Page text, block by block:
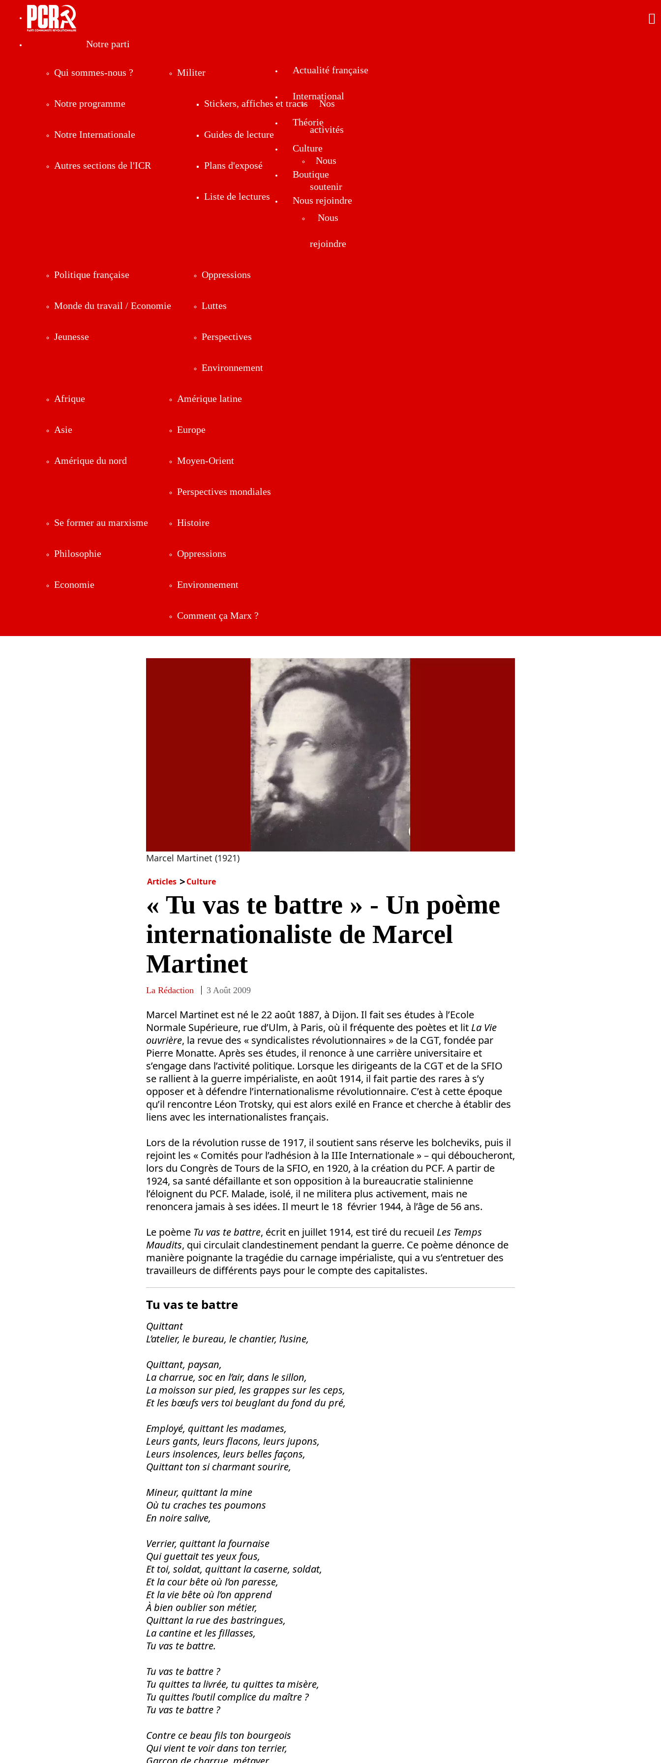
Notre parti
Qui sommes-nous ?
Notre programme
Notre Internationale
Autres sections de l'ICR
Militer
Stickers, affiches et tracts
Guides de lecture
Plans d'exposé
Liste de lectures
Nos
activités
Nous
soutenir
Nous
rejoindre
Actualité française
Politique française
Monde du travail / Economie
Jeunesse
Oppressions
Luttes
Perspectives
Environnement
International
Afrique
Asie
Amérique du nord
Amérique latine
Europe
Moyen-Orient
Perspectives mondiales
Théorie
Se former au marxisme
Philosophie
Economie
Histoire
Oppressions
Environnement
Comment ça Marx ?
Culture
Boutique
Nous rejoindre
Marcel Martinet (1921)
Articles Culture
« Tu vas te battre » - Un poème
internationaliste de Marcel
Martinet
La Rédaction 3 Août 2009
Marcel Martinet est né le 22 août 1887, à Dijon. Il fait ses études à l’Ecole
Normale Supérieure, rue d’Ulm, à Paris, où il fréquente des poètes et lit La Vie
ouvrière, la revue des « syndicalistes révolutionnaires » de la CGT, fondée par
Pierre Monatte. Après ses études, il renonce à une carrière universitaire et
s’engage dans l’activité politique. Lorsque les dirigeants de la CGT et de la SFIO
se rallient à la guerre impérialiste, en août 1914, il fait partie des rares à s’y
opposer et à défendre l’internationalisme révolutionnaire. C’est à cette époque
qu’il rencontre Léon Trotsky, qui est alors exilé en France et cherche à établir des
liens avec les internationalistes français.
Lors de la révolution russe de 1917, il soutient sans réserve les bolcheviks, puis il
rejoint les « Comités pour l’adhésion à la IIIe Internationale » – qui déboucheront,
lors du Congrès de Tours de la SFIO, en 1920, à la création du PCF. A partir de
1924, sa santé défaillante et son opposition à la bureaucratie stalinienne
l’éloignent du PCF. Malade, isolé, il ne militera plus activement, mais ne
renoncera jamais à ses idées. Il meurt le 18 février 1944, à l’âge de 56 ans.
Le poème Tu vas te battre, écrit en juillet 1914, est tiré du recueil Les Temps
Maudits, qui circulait clandestinement pendant la guerre. Ce poème dénonce de
manière poignante la tragédie du carnage impérialiste, qui a vu s’entretuer des
travailleurs de différents pays pour le compte des capitalistes.
Tu vas te battre
Quittant
L’atelier, le bureau, le chantier, l’usine,
Quittant, paysan,
La charrue, soc en l’air, dans le sillon,
La moisson sur pied, les grappes sur les ceps,
Et les bœufs vers toi beuglant du fond du pré,
Employé, quittant les madames,
Leurs gants, leurs flacons, leurs jupons,
Leurs insolences, leurs belles façons,
Quittant ton si charmant sourire,
Mineur, quittant la mine
Où tu craches tes poumons
En noire salive,
Verrier, quittant la fournaise
Qui guettait tes yeux fous,
Et toi, soldat, quittant la caserne, soldat,
Et la cour bête où l’on paresse,
Et la vie bête où l’on apprend
À bien oublier son métier,
Quittant la rue des bastringues,
La cantine et les fillasses,
Tu vas te battre.
Tu vas te battre ?
Tu quittes ta livrée, tu quittes ta misère,
Tu quittes l’outil complice du maître ?
Tu vas te battre ?
Contre ce beau fils ton bourgeois
Qui vient te voir dans ton terrier,